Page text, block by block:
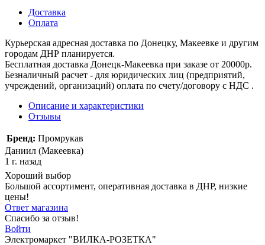
Доставка
Оплата
Курьерская адресная доставка по Донецку, Макеевке и другим
городам ДНР планируется.
Бесплатная доставка Донецк-Макеевка при заказе от 20000р.
Безналичный расчет - для юридических лиц (предприятий,
учреждений, организаций) оплата по счету/договору с НДС .
Описание и характеристики
Отзывы
Бренд: Промрукав
Даниил (Макеевка)
1 г. назад
Хороший выбор
Большой ассортимент, оперативная доставка в ДНР, низкие
цены!
Ответ магазина
Спасибо за отзыв!
Войти
Электромаркет "ВИЛКА-РОЗЕТКА"